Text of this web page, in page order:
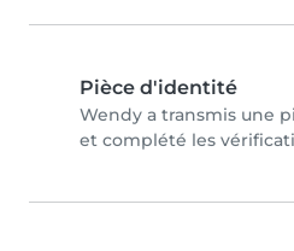
Pièce d'identité
Wendy a transmis une
et complété les